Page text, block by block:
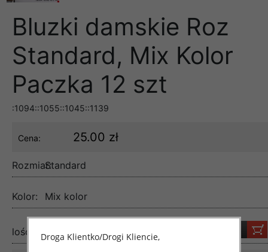
Bluzki damskie Roz
Standard, Mix Kolor
Paczka 12 szt
:1094::1055::1045::1139
Cena: 25.00 zł
Rozmiar:Standard
Kolor: Mix kolor
lość:
Droga Klientko/Drogi Kliencie,